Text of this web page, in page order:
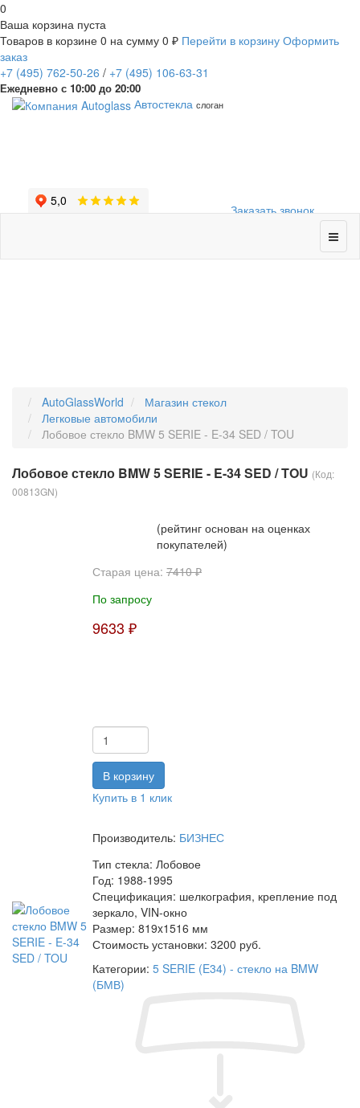
0
Ваша корзина пуста
Товаров в корзине 0 на сумму 0 ₽ Перейти в корзину Оформить
заказ
+7 (495) 762-50-26 / +7 (495) 106-63-31
Ежедневно с 10:00 до 20:00
Заказать звонок
Автостекла слоган
AutoGlassWorld
Магазин стекол
Легковые автомобили
Лобовое стекло BMW 5 SERIE - E-34 SED / TOU
Лобовое стекло BMW 5 SERIE - E-34 SED / TOU (Код:
00813GN)
(рейтинг основан на оценках
покупателей)
Старая цена: 7410 ₽
По запросу
9633 ₽
Купить в 1 клик
Производитель: БИЗНЕС
Тип стекла: Лобовое
Год: 1988-1995
Спецификация: шелкография, крепление под
зеркало, VIN-окно
Размер: 819x1516 мм
Стоимость установки: 3200 руб.
Категории: 5 SERIE (E34) - стекло на BMW
(БМВ)